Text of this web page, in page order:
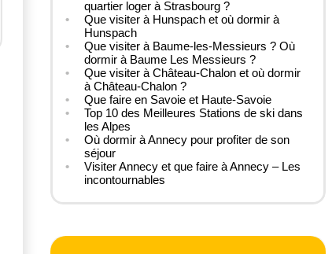
quartier loger à Strasbourg ?
Que visiter à Hunspach et où dormir à
Hunspach
Que visiter à Baume-les-Messieurs ? Où
dormir à Baume Les Messieurs ?
Que visiter à Château-Chalon et où dormir
à Château-Chalon ?
Que faire en Savoie et Haute-Savoie
Top 10 des Meilleures Stations de ski dans
les Alpes
Où dormir à Annecy pour profiter de son
séjour
Visiter Annecy et que faire à Annecy – Les
incontournables